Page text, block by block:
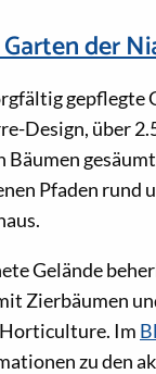
der
gepflegte
Design, über
Bäumen
Pfaden rund
Gelände
Zierbäumen
Im
zu den